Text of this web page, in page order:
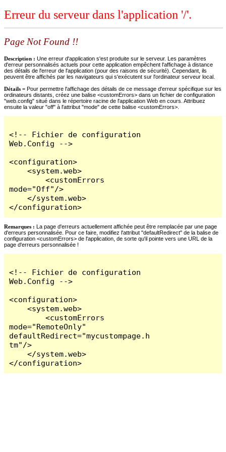
Erreur du serveur dans l'application '/'.
Page Not Found !!
Description : Une erreur d'application s'est produite sur le serveur. Les paramètres
d'erreur personnalisés actuels pour cette application empêchent l'affichage à distance
des détails de l'erreur de l'application (pour des raisons de sécurité). Cependant, ils
peuvent être affichés par les navigateurs qui s'exécutent sur l'ordinateur serveur local.
Détails = Pour permettre l'affichage des détails de ce message d'erreur spécifique sur les
ordinateurs distants, créez une balise <customErrors> dans un fichier de configuration
"web.config" situé dans le répertoire racine de l'application Web en cours. Attribuez
ensuite la valeur "off" à l'attribut "mode" de cette balise <customErrors>.
<!-- Fichier de configuration
Web.Config -->
<configuration>
    <system.web>
        <customErrors
mode="Off"/>
    </system.web>
</configuration>
Remarques : La page d'erreurs actuellement affichée peut être remplacée par une page
d'erreurs personnalisée. Pour ce faire, modifiez l'attribut "defaultRedirect" de la balise de
configuration <customErrors> de l'application, de sorte qu'il pointe vers une URL de la
page d'erreurs personnalisée !
<!-- Fichier de configuration
Web.Config -->
<configuration>
    <system.web>
        <customErrors
mode="RemoteOnly"
defaultRedirect="mycustompage.h
tm"/>
    </system.web>
</configuration>